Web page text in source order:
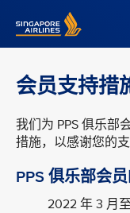
会员支持措
我们为 PPS 俱乐部
措施，以感谢您的支
PPS 俱乐部会
2022 年 3 月